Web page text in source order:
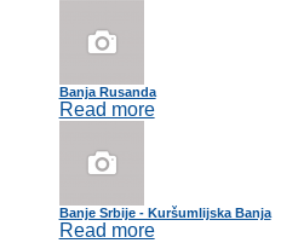
Banja Rusanda
Read more
Banje Srbije - Kuršumlijska Banja
Read more